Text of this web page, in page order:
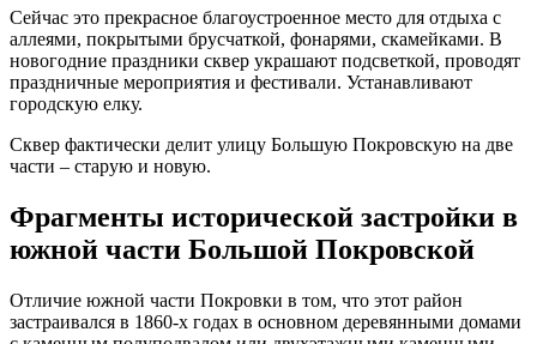
Сейчас это прекрасное благоустроенное место для отдыха с
аллеями, покрытыми брусчаткой, фонарями, скамейками. В
новогодние праздники сквер украшают подсветкой, проводят
праздничные мероприятия и фестивали. Устанавливают
городскую елку.
Сквер фактически делит улицу Большую Покровскую на две
части – старую и новую.
Фрагменты исторической застройки в
южной части Большой Покровской
Отличие южной части Покровки в том, что этот район
застраивался в 1860-х годах в основном деревянными домами